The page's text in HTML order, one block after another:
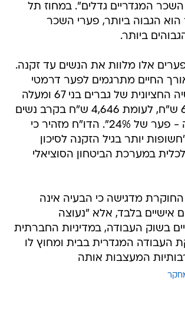
המגדריים גדלים". במחוז תל
הוא הגבוה ביותר, פערי השכר
ביותר.
אלו מלוות את הנשים עד זקנה.
החיים מתרגמים לפער דרמטי
בפנסיה: "הפנסיה החציונית של גברים בני 67 ומעלה
עמדה על 6,139 ש"ח, לעומת 4,646 ש"ח בקרב נשים
בנות 65 ומעלה - פער של 24%". הדו"ח מזהיר כי
יותר בגיל הזקנה לסיכון
במערכת הביטחון הסוציאלי
מדגישה כי הבעיה אינה
אישיים בלבד, אלא "נעוצה
בשוק העבודה, במדיניות החברתית
העבודה המגדרית בבית ומחוץ לו
המעצבות אותה